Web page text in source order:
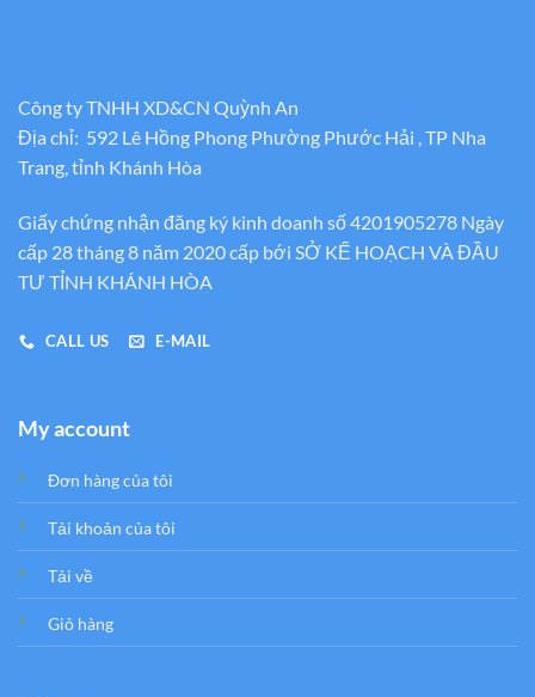
Công ty TNHH XD&CN Quỳnh An
Địa chỉ: 592 Lê Hồng Phong Phường Phước Hải , TP Nha
Trang, tỉnh Khánh Hòa
Giấy chứng nhận đăng ký kinh doanh số 4201905278 Ngày
cấp 28 tháng 8 năm 2020 cấp bới SỞ KẾ HOẠCH VÀ ĐẦU
TƯ TỈNH KHÁNH HÒA
CALL US E-MAIL
My account
Đơn hàng của tôi
Tải khoản của tôi
Tải về
Giỏ hàng